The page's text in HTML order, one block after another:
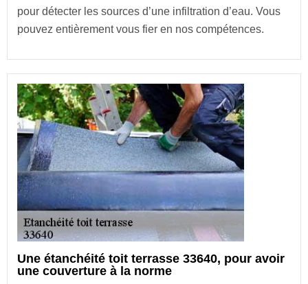
pour détecter les sources d’une infiltration d’eau. Vous
pouvez entièrement vous fier en nos compétences.
Une étanchéité toit terrasse 33640, pour avoir
une couverture à la norme